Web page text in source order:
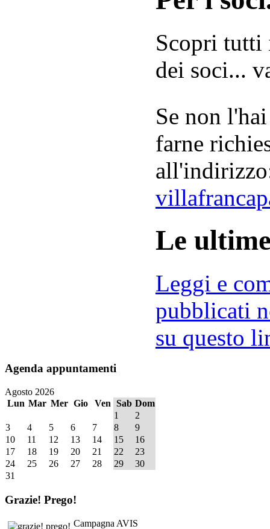
Scopri tutti
dei soci...
Se non
farne
Le
Leggi e
pubblicati
su questo
Agenda appuntamenti
Agosto 2026
Lun Mar Mer Gio Ven Sab Dom
1
2
3
4 5 6 7 8
9
10
11 12 13 14 15
16
17
18 19 20 21 22
23
24
25 26 27 28 29
30
31
Grazie! Prego!
Campagna AVIS